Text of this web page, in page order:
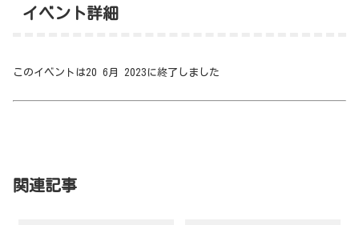
イベント詳細
このイベントは20 6月 2023に終了しました
関連記事